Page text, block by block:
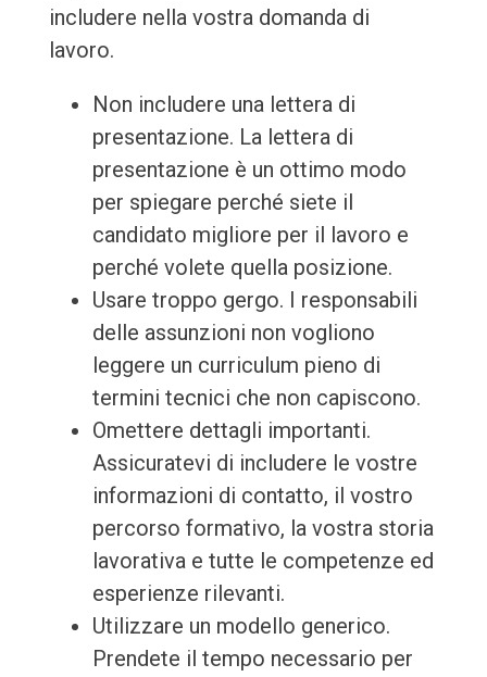
includere nella vostra domanda di
lavoro.
Non includere una lettera di
presentazione. La lettera di
presentazione è un ottimo modo
per spiegare perché siete il
candidato migliore per il lavoro e
perché volete quella posizione.
Usare troppo gergo. I responsabili
delle assunzioni non vogliono
leggere un curriculum pieno di
termini tecnici che non capiscono.
Omettere dettagli importanti.
Assicuratevi di includere le vostre
informazioni di contatto, il vostro
percorso formativo, la vostra storia
lavorativa e tutte le competenze ed
esperienze rilevanti.
Utilizzare un modello generico.
Prendete il tempo necessario per